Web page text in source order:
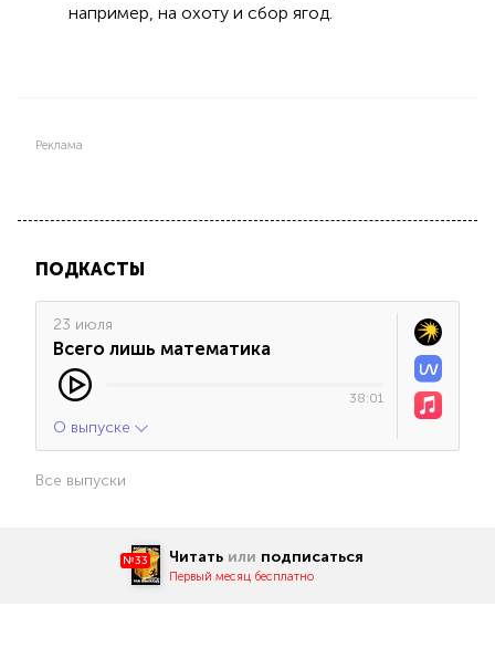
например, на охоту и сбор ягод.
Реклама
ПОДКАСТЫ
23 июля
Всего лишь математика
38:01
О выпуске
Все выпуски
№33 Читать или подписаться
Первый месяц бесплатно